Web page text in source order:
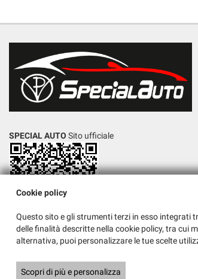
SPECIAL AUTO Sito ufficiale
GIUGLIANO, auto usate Napoli , auto km 0 ,
Copyright © 2026 GestionaleAuto.com S.r.l., Tutti i
Cookie policy
Questo sito e gli strumenti terzi in esso integrati
delle finalità descritte nella cookie policy, tra cui
alternativa, puoi personalizzare le tue scelte
Scopri di più e personalizza